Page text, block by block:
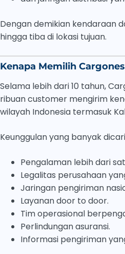
Dengan demikian kendaraan
hingga tiba di lokasi tujuan.
Kenapa Memilih
Selama lebih dari 10 tahun,
ribuan customer mengirim
wilayah Indonesia termasuk
Keunggulan yang banyak
Pengalaman lebih dari
Legalitas perusahaan
Jaringan pengiriman
Layanan door to door.
Tim operasional
Perlindungan asuransi.
Informasi pengiriman